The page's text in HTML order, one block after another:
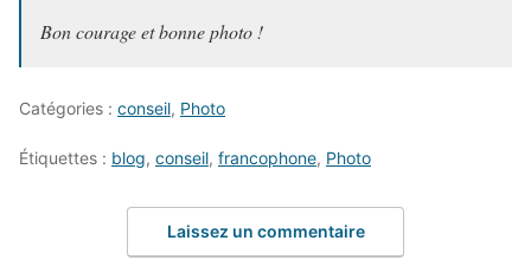
Bon courage et bonne photo !
Catégories : conseil, Photo
Étiquettes : blog, conseil, francophone, Photo
Laissez un commentaire